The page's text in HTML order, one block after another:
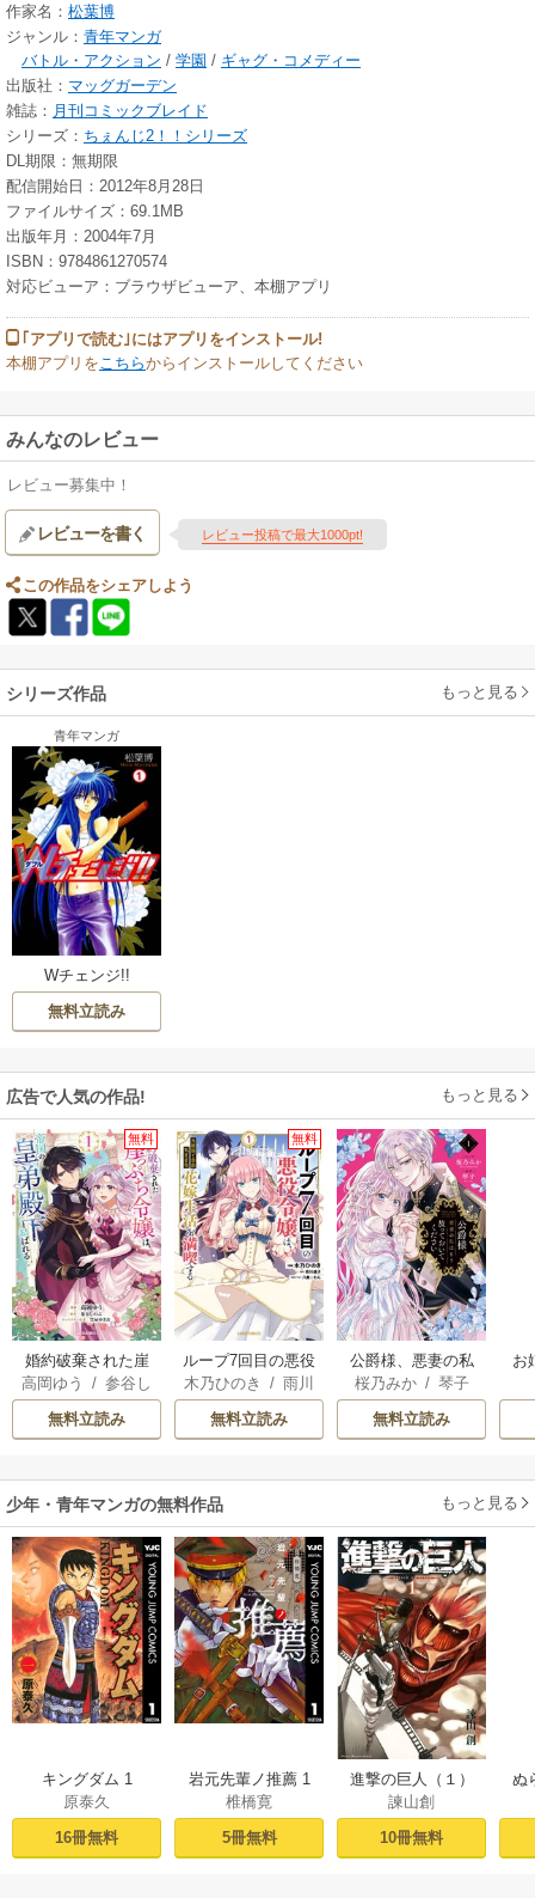
作家名： 松葉博
ジャンル： 青年マンガ
バトル・アクション / 学園 / ギャグ・コメディー
出版社： マッグガーデン
雑誌： 月刊コミックブレイド
シリーズ： ちぇんじ2！！シリーズ
DL期限：無期限
配信開始日：2012年8月28日
ファイルサイズ：69.1MB
出版年月：2004年7月
ISBN：9784861270574
対応ビューア：ブラウザビューア、本棚アプリ
｢アプリで読む｣にはアプリをインストール!
本棚アプリを こちらからインストールしてください
みんなのレビュー
レビュー募集中！
レビューを書く レビュー投稿で最大1000pt!
この作品をシェアしよう
シリーズ作品 もっと見る
青年マンガ
Wチェンジ!!
無料立読み
広告で人気の作品! もっと見る
無料
婚約破棄された崖
っぷち令嬢は、帝
国の皇弟殿下と結
ばれる
高岡ゆう /参谷し
のぶ/雲屋ゆきお
無料立読み
無料
ループ7回目の悪役
令嬢は、元敵国で
自由気ままな花嫁
生活を満喫する
木乃ひのき /雨川
透子/八美☆わん
無料立読み
公爵様、悪妻の私
はもう放っておい
てください
桜乃みか/ 琴子
無料立読み
お
少年・青年マンガの無料作品 もっと見る
キングダム 1
原泰久
16冊無料
岩元先輩ノ推薦 1
椎橋寛
5冊無料
進撃の巨人（１）
諫山創
10冊無料
ぬ